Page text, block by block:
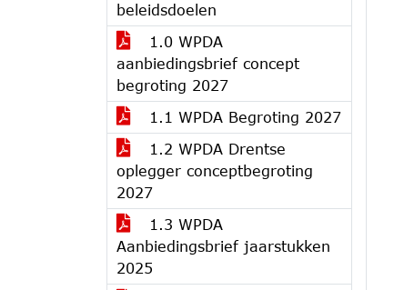
beleidsdoelen
1.0 WPDA
aanbiedingsbrief concept
begroting 2027
1.1 WPDA Begroting 2027
1.2 WPDA Drentse
oplegger conceptbegroting
2027
1.3 WPDA
Aanbiedingsbrief jaarstukken
2025